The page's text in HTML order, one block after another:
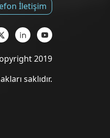
İletişim
2019
saklıdır.